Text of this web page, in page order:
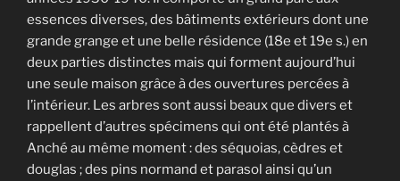
essences diverses, des bâtiments extérieurs dont une
grande grange et une belle résidence (18e et 19e s.) en
deux parties distinctes mais qui forment aujourd’hui
une seule maison grâce à des ouvertures percées à
l’intérieur. Les arbres sont aussi beaux que divers et
rappellent d’autres spécimens qui ont été plantés à
Anché au même moment : des séquoias, cèdres et
douglas ; des pins normand et parasol ainsi qu’un